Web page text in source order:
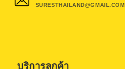
SURESTHAILAND@GMAIL.COM
บริการลูกค้า